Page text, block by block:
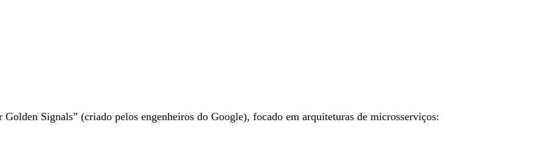
Signals” (criado pelos engenheiros do Google), focado em arquiteturas de microsserviços: